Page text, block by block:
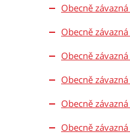
Obecně
Obecně
Obecně
Obecně
Obecně
Obecně